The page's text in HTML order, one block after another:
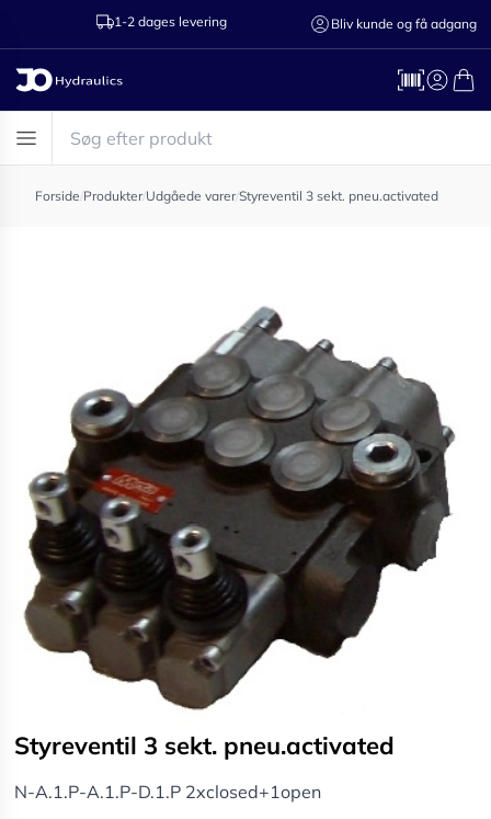
1-2 dages levering Ring til os
Bliv kunde og få adgang
Forside/Produkter/Udgåede varer/Styreventil 3 sekt. pneu.activated
Styreventil 3 sekt. pneu.activated
N-A.1.P-A.1.P-D.1.P 2xclosed+1open